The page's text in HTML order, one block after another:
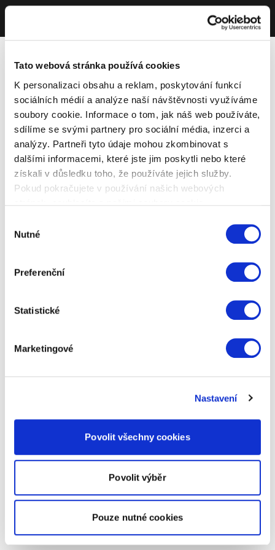
Tato webová stránka používá cookies
K personalizaci obsahu a reklam, poskytování funkcí
sociálních médií a analýze naší návštěvnosti využíváme
soubory cookie. Informace o tom, jak náš web používáte,
sdílíme se svými partnery pro sociální média, inzerci a
analýzy. Partneři tyto údaje mohou zkombinovat s
dalšími informacemi, které jste jim poskytli nebo které
získali v důsledku toho, že používáte jejich služby.
Pokud pokračujete v používání našich webových
souhlasu
Nutné
Preferenční
Statistické
Marketingové
Nastavení
Povolit všechny cookies
Povolit výběr
Pouze nutné cookies